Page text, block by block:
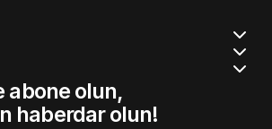
abone olun,
haberdar olun!